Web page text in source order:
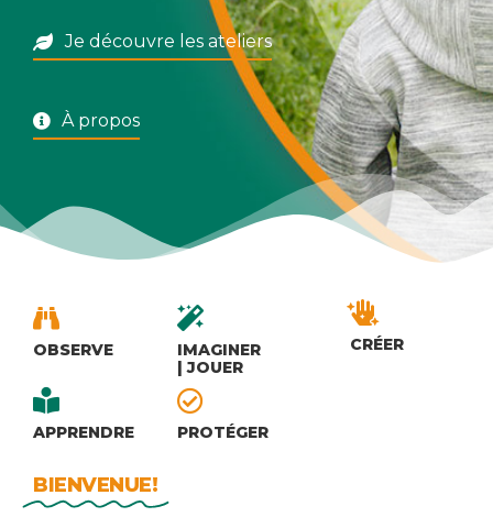
Je découvre les ateliers
À propos
OBSERVE
IMAGINER
| JOUER
CRÉER
APPRENDRE PROTÉGER
BIENVENUE!